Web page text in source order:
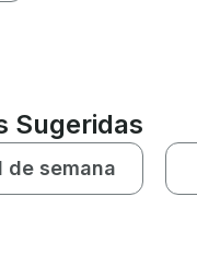
Sugeridas
de semana